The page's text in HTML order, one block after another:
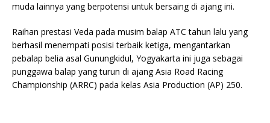
muda lainnya yang berpotensi untuk bersaing di ajang ini.
Raihan prestasi Veda pada musim balap ATC tahun lalu yang
berhasil menempati posisi terbaik ketiga, mengantarkan
pebalap belia asal Gunungkidul, Yogyakarta ini juga sebagai
punggawa balap yang turun di ajang Asia Road Racing
Championship (ARRC) pada kelas Asia Production (AP) 250.